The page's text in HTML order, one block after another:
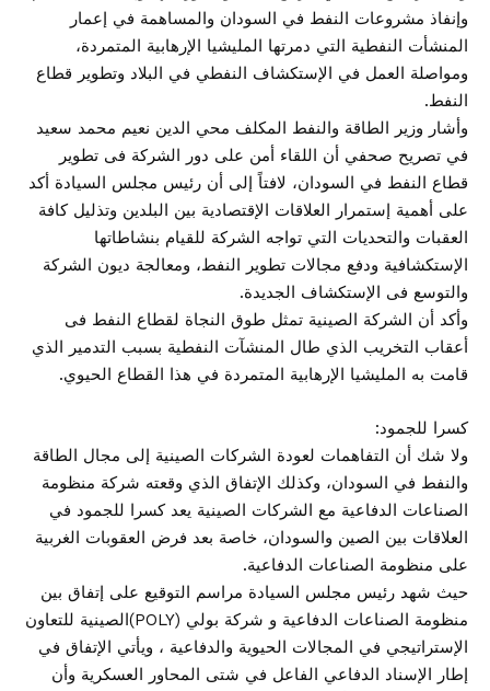
وإنفاذ مشروعات النفط في السودان والمساهمة في إعمار
المنشأت النفطية التي دمرتها المليشيا الإرهابية المتمردة،
ومواصلة العمل في الإستكشاف النفطي في البلاد وتطوير قطاع
النفط.
وأشار وزير الطاقة والنفط المكلف محي الدين نعيم محمد سعيد
في تصريح صحفي أن اللقاء أمن على دور الشركة فى تطوير
قطاع النفط في السودان، لافتاً إلى أن رئيس مجلس السيادة أكد
على أهمية إستمرار العلاقات الإقتصادية بين البلدين وتذليل كافة
العقبات والتحديات التي تواجه الشركة للقيام بنشاطاتها
الإستكشافية ودفع مجالات تطوير النفط، ومعالجة ديون الشركة
والتوسع فى الإستكشاف الجديدة.
وأكد أن الشركة الصينية تمثل طوق النجاة لقطاع النفط فى
أعقاب التخريب الذي طال المنشآت النفطية بسبب التدمير الذي
قامت به المليشيا الإرهابية المتمردة في هذا القطاع الحيوي.
كسرا للجمود:
ولا شك أن التفاهمات لعودة الشركات الصينية إلى مجال الطاقة
والنفط في السودان، وكذلك الإتفاق الذي وقعته شركة منظومة
الصناعات الدفاعية مع الشركات الصينية يعد كسرا للجمود في
العلاقات بين الصين والسودان، خاصة بعد فرض العقوبات الغربية
على منظومة الصناعات الدفاعية.
حيث شهد رئيس مجلس السيادة مراسم التوقيع على إتفاق بين
منظومة الصناعات الدفاعية و شركة بولي (POLY)الصينية للتعاون
الإستراتيجي في المجالات الحيوية والدفاعية ، ويأتي الإتفاق في
إطار الإسناد الدفاعي الفاعل في شتى المحاور العسكرية وأن